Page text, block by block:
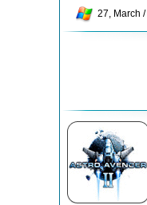
27, March /